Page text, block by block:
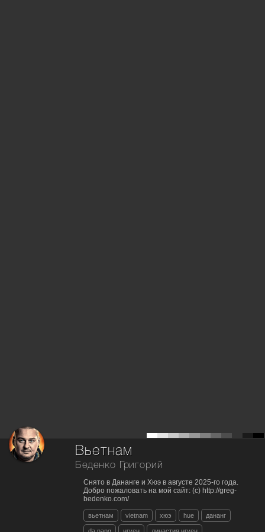
Вьетнам
Беденко Григорий
Снято в Дананге и Хюэ в августе 2025-го года.
Добро пожаловать на мой сайт: (c) http://greg-
bedenko.com/
вьетнам vietnam хюэ hue дананг